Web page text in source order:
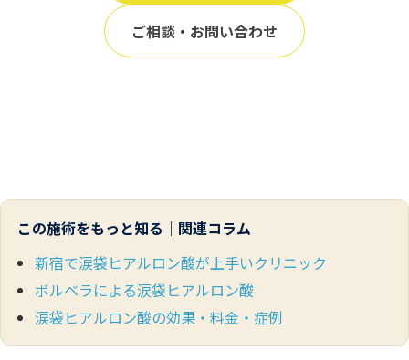
ご相談・お問い合わせ
この施術をもっと知る｜関連コラム
新宿で涙袋ヒアルロン酸が上手いクリニック
ボルベラによる涙袋ヒアルロン酸
涙袋ヒアルロン酸の効果・料金・症例